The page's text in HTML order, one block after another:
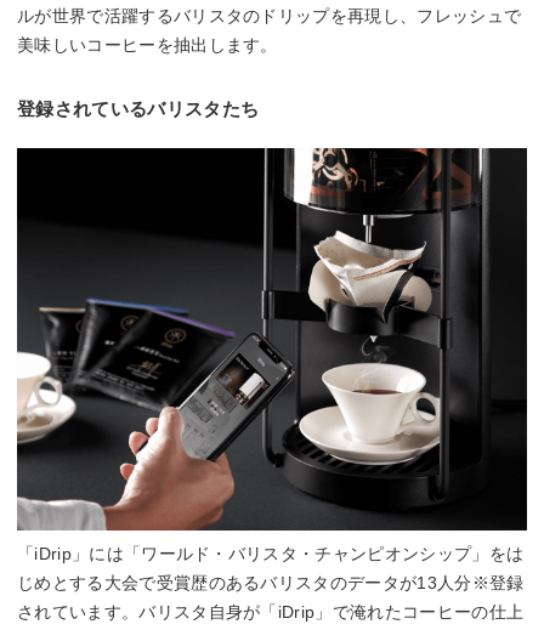
ルが世界で活躍するバリスタのドリップを再現し、フレッシュで
美味しいコーヒーを抽出します。
登録されているバリスタたち
「iDrip」には「ワールド・バリスタ・チャンピオンシップ」をは
じめとする大会で受賞歴のあるバリスタのデータが13人分※登録
されています。バリスタ自身が「iDrip」で淹れたコーヒーの仕上